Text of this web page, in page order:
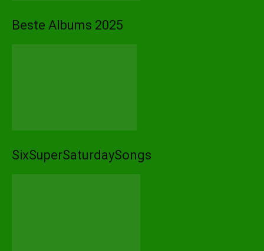
Beste Albums 2025
SixSuperSaturdaySongs